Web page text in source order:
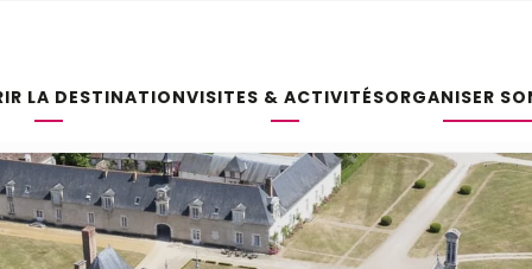
LA DESTINATIONVISITES & ACTIVITÉSORGANISER